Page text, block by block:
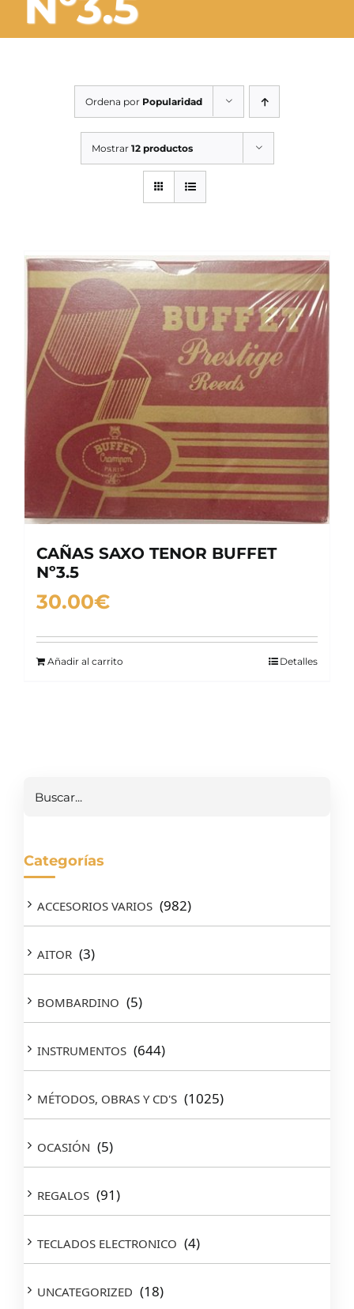
OCASIÓN
SERVICIOS TALLER
Ordena por Popularidad
Mostrar 12 productos
CAÑAS SAXO TENOR BUFFET
Nº3.5
30.00€
Añadir al carrito Detalles
Categorías
ACCESORIOS VARIOS (982)
AITOR (3)
BOMBARDINO (5)
INSTRUMENTOS (644)
MÉTODOS, OBRAS Y CD'S (1025)
OCASIÓN (5)
REGALOS (91)
TECLADOS ELECTRONICO (4)
UNCATEGORIZED (18)